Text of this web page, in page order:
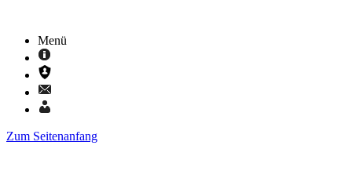
Menü
Zum Seitenanfang